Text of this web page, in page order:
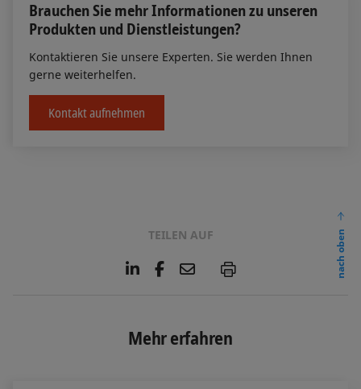
Brauchen Sie mehr Informationen zu unseren
Produkten und Dienstleistungen?
Kontaktieren Sie unsere Experten. Sie werden Ihnen
gerne weiterhelfen.
Kontakt aufnehmen
TEILEN AUF
L
e
d
F
o
E
l
P
nach oben
Mehr erfahren